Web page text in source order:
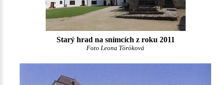
Starý hrad na snímcích z roku 2011
Foto Leona Töröková